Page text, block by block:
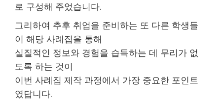
로 구성해 주었습니다.
그리하여 추후 취업을 준비하는 또 다른 학생들
이 해당 사례집을 통해
실질적인 정보와 경험을 습득하는 데 무리가 없
도록 하는 것이
이번 사례집 제작 과정에서 가장 중요한 포인트
였답니다.